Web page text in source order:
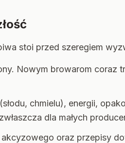
stoi przed szeregiem
Nowym browarom coraz
chmielu), energii,
dla małych
oraz przepisy